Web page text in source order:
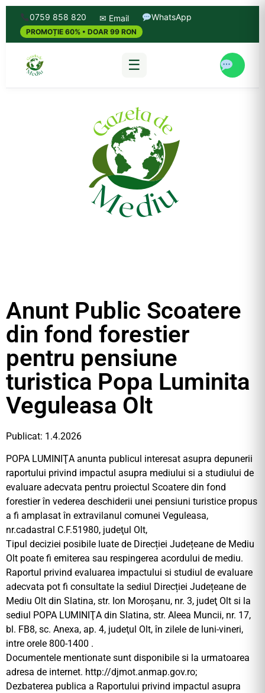
0759 858 820 ✉ Email WhatsApp
PROMOȚIE 60% • DOAR 99 RON
☰
Anunt Public Scoatere
din fond forestier
pentru pensiune
turistica Popa Luminita
Veguleasa Olt
Publicat: 1.4.2026
POPA LUMINIŢA anunta publicul interesat asupra depunerii
raportului privind impactul asupra mediului si a studiului de
evaluare adecvata pentru proiectul Scoatere din fond
forestier în vederea deschiderii unei pensiuni turistice propus
a fi amplasat în extravilanul comunei Veguleasa,
nr.cadastral C.F.51980, judeţul Olt,
Tipul deciziei posibile luate de Direcției Județeane de Mediu
Olt poate fi emiterea sau respingerea acordului de mediu.
Raportul privind evaluarea impactului si studiul de evaluare
adecvata pot fi consultate la sediul Direcției Județeane de
Mediu Olt din Slatina, str. Ion Moroşanu, nr. 3, judeţ Olt si la
sediul POPA LUMINIŢA din Slatina, str. Aleea Muncii, nr. 17,
bl. FB8, sc. Anexa, ap. 4, judeţul Olt, în zilele de luni-vineri,
intre orele 800-1400 .
Documentele mentionate sunt disponibile si la urmatoarea
adresa de internet. http://djmot.anmap.gov.ro;
Dezbaterea publica a Raportului privind impactul asupra